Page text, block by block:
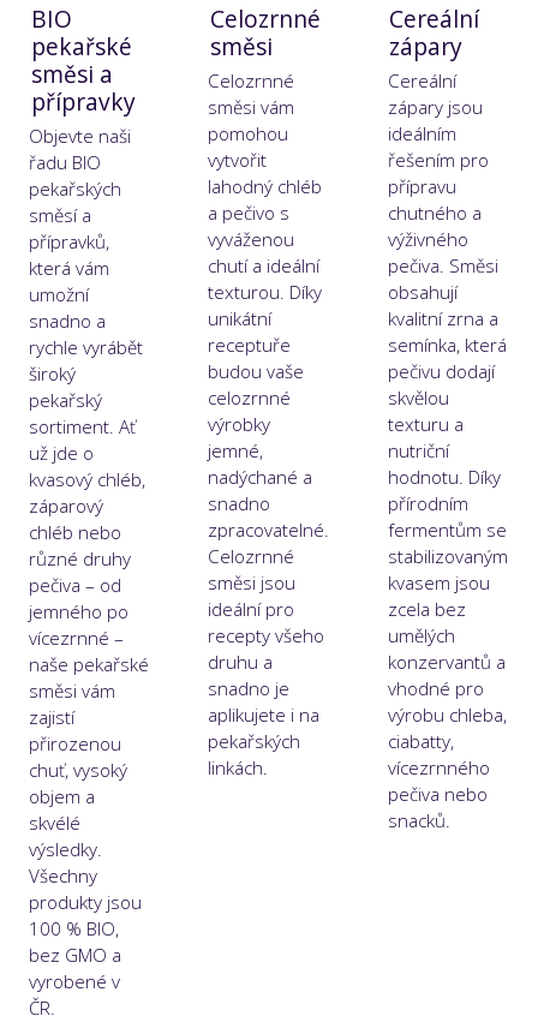
BIO
pekařské
směsi a
přípravky
Objevte naši
řadu BIO
pekařských
směsí a
přípravků,
která vám
umožní
snadno a
rychle vyrábět
široký
pekařský
sortiment. Ať
už jde o
kvasový chléb,
záparový
chléb nebo
různé druhy
pečiva – od
jemného po
vícezrnné –
naše pekařské
směsi vám
zajistí
přirozenou
chuť, vysoký
objem a
skvélé
výsledky.
Všechny
produkty jsou
100 % BIO,
bez GMO a
vyrobené v
ČR.
Celozrnné
směsi
Celozrnné
směsi vám
pomohou
vytvořit
lahodný chléb
a pečivo s
vyváženou
chutí a ideální
texturou. Díky
unikátní
receptuře
budou vaše
celozrnné
výrobky
jemné,
nadýchané a
snadno
zpracovatelné.
Celozrnné
směsi jsou
ideální pro
recepty všeho
druhu a
snadno je
aplikujete i na
pekařských
linkách.
Cereální
zápary
Cereální
zápary jsou
ideálním
řešením pro
přípravu
chutného a
výživného
pečiva. Směsi
obsahují
kvalitní zrna a
semínka, která
pečivu dodají
skvělou
texturu a
nutriční
hodnotu. Díky
přírodním
fermentům se
stabilizovaným
kvasem jsou
zcela bez
umělých
konzervantů a
vhodné pro
výrobu chleba,
ciabatty,
vícezrnného
pečiva nebo
snacků.